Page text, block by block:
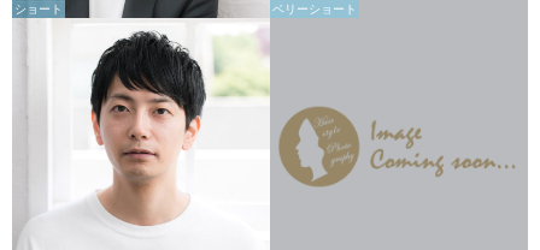
ショート ベリーショート